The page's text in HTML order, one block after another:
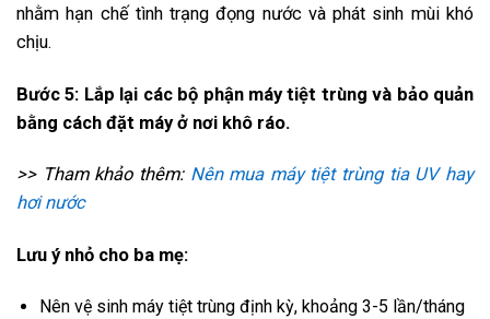
nhằm hạn chế tình trạng đọng nước và phát sinh mùi khó
chịu.
Bước 5: Lắp lại các bộ phận máy tiệt trùng và bảo quản
bằng cách đặt máy ở nơi khô ráo.
>> Tham khảo thêm: Nên mua máy tiệt trùng tia UV hay
hơi nước
Lưu ý nhỏ cho ba mẹ:
Nên vệ sinh máy tiệt trùng định kỳ, khoảng 3-5 lần/tháng